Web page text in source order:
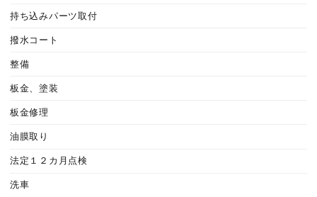
持ち込みパーツ取付
撥水コート
整備
板金、塗装
板金修理
油膜取り
法定１２カ月点検
洗車